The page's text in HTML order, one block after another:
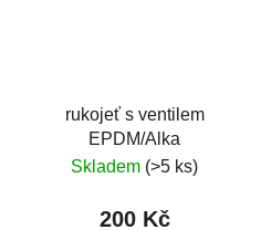
rukojeť s ventilem
EPDM/Alka
Skladem (>5 ks)
200 Kč